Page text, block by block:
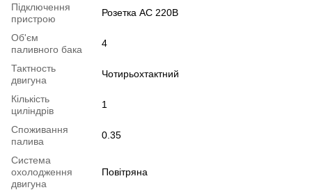
Підключення
пристрою
Розетка AC 220В
Об'єм
паливного бака
4
Тактность
двигуна
Чотирьохтактний
Кількість
циліндрів
1
Споживання
палива
0.35
Система
охолодження
двигуна
Повітряна